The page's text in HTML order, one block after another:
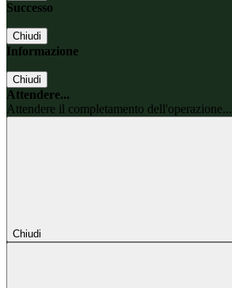
Successo
Chiudi
Informazione
Chiudi
Attendere...
Attendere il completamento dell'operazione...
Chiudi